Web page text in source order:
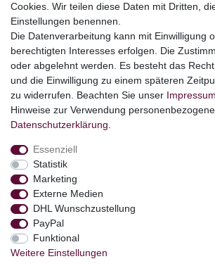
Themen
Ostern
Angebote
stark reduzierte B-Ware
Kundenservice
Versand & Lieferung
Impressum
Barrierefreiheitserklärung
Vertrag widerrufen
Cookies. Wir teilen diese Daten mit Dritten,
Einstellungen benennen.
Die Datenverarbeitung kann mit Einwilligung
berechtigten Interesses erfolgen. Die
oder abgelehnt werden. Es besteht das
und die Einwilligung zu einem späteren
zu widerrufen. Beachten Sie unser Impressum
Hinweise zur Verwendung
Daten­schutz­erklärung
Essenziell
Statistik
Marketing
Externe Medien
DHL Wunschzustellung
PayPal
Funktional
Weitere Einstellungen